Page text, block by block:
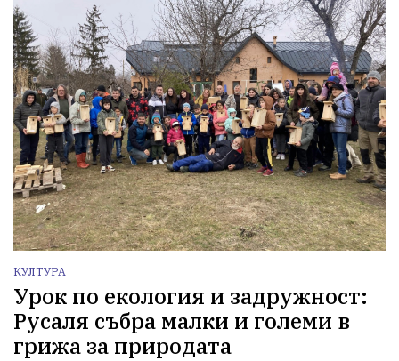
КУЛТУРА
Урок по екология и задружност:
Русаля събра малки и големи в
грижа за природата